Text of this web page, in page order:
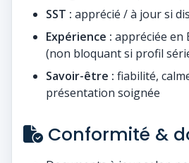
SST : apprécié / à jour si
Expérience : appréciée en
(non bloquant si profil
Savoir-être : fiabilité,
présentation soignée
Conformité &